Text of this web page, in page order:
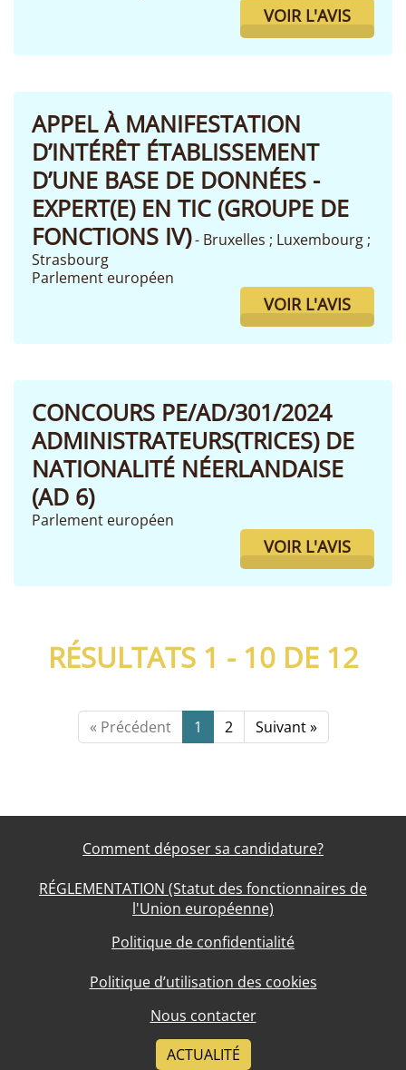
VOIR L'AVIS
APPEL À MANIFESTATION
D’INTÉRÊT ÉTABLISSEMENT
D’UNE BASE DE DONNÉES -
EXPERT(E) EN TIC (GROUPE DE
FONCTIONS IV)- Bruxelles ; Luxembourg ;
Strasbourg
Parlement européen
VOIR L'AVIS
CONCOURS PE/AD/301/2024
ADMINISTRATEURS(TRICES) DE
NATIONALITÉ NÉERLANDAISE
(AD 6)
Parlement européen
VOIR L'AVIS
RÉSULTATS 1 - 10 DE 12
« Précédent 1 2 Suivant »
Comment déposer sa candidature?
RÉGLEMENTATION (Statut des fonctionnaires de
l'Union européenne)
Politique de confidentialité
Politique d’utilisation des cookies
Nous contacter
ACTUALITÉ